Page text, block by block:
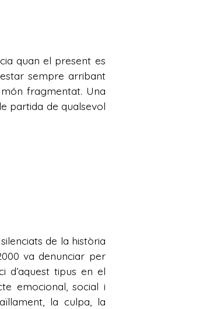
quan el present es
sempre arribant
fragmentat. Una
partida de qualsevol
de la història
va denunciar per
d’aquest tipus en el
emocional, social i
la culpa, la